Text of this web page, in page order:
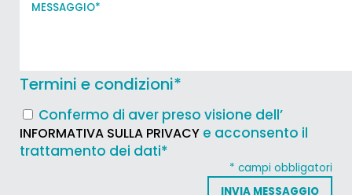
Termini e condizioni*
Confermo di aver preso visione dell’
INFORMATIVA SULLA PRIVACY e acconsento il
trattamento dei dati*
* campi obbligatori